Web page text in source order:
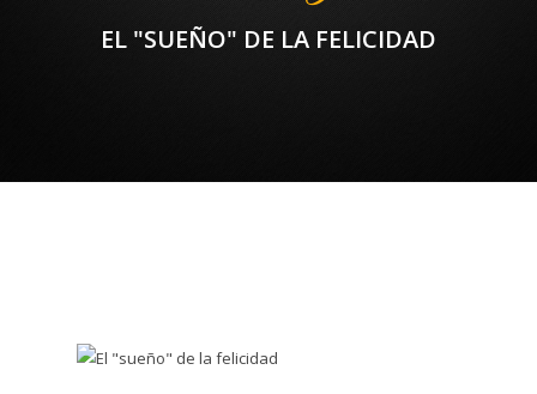
EL "SUEÑO" DE LA FELICIDAD